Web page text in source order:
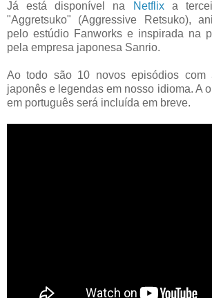
Já está disponível na Netflixa
"Aggretsuko" (Aggressive Retsuko),
pelo estúdio Fanworks e inspirada na
pela empresa japonesa Sanrio.
Ao todo são 10 novos episódios com
japonês e legendas em nosso idioma. A
em português será incluída em breve.